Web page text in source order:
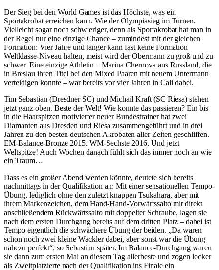
Der Sieg bei den World Games ist das Höchste, was ein
Sportakrobat erreichen kann. Wie der Olympiasieg im Turnen.
Vielleicht sogar noch schwieriger, denn als Sportakrobat hat man in
der Regel nur eine einzige Chance – zumindest mit der gleichen
Formation: Vier Jahre und länger kann fast keine Formation
Weltklasse-Niveau halten, meist wird der Obermann zu groß und zu
schwer. Eine einzige Athletin – Marina Chernova aus Russland, die
in Breslau ihren Titel bei den Mixed Paaren mit neuem Untermann
verteidigen konnte – war bereits vor vier Jahren in Cali dabei.
Tim Sebastian (Dresdner SC) und Michail Kraft (SC Riesa) stehen
jetzt ganz oben. Beste der Welt! Wie konnte das passieren? Ein bis
in die Haarspitzen motivierter neuer Bundestrainer hat zwei
Diamanten aus Dresden und Riesa zusammengeführt und in drei
Jahren zu den besten deutschen Akrobaten aller Zeiten geschliffen.
EM-Balance-Bronze 2015. WM-Sechste 2016. Und jetzt
Weltspitze! Auch Wochen danach fühlt sich das immer noch an wie
ein Traum…
Dass es ein großer Abend werden könnte, deutete sich bereits
nachmittags in der Qualifikation an: Mit einer sensationellen Tempo-
Übung, lediglich ohne den zuletzt knappen Tsukahara, aber mit
ihrem Markenzeichen, dem Hand-Hand-Vorwärtssalto mit direkt
anschließendem Rückwärtssalto mit doppelter Schraube, lagen sie
nach dem ersten Durchgang bereits auf dem dritten Platz – dabei ist
Tempo eigentlich die schwächere Übung der beiden. „Da waren
schon noch zwei kleine Wackler dabei, aber sonst war die Übung
nahezu perfekt“, so Sebastian später. Im Balance-Durchgang waren
sie dann zum ersten Mal an diesem Tag allerbeste und zogen locker
als Zweitplatzierte nach der Qualifikation ins Finale ein.